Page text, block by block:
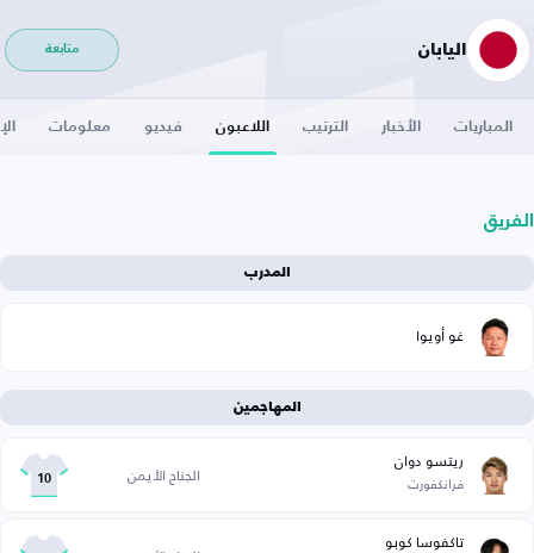
اليابان متابعة
المباريات الأخبار الترتيب اللاعبون فيديو معلومات
الفريق
المدرب
غو أويوا
المهاجمين
ريتسو دوان
فرانكفورت الجناح الأيمن 10
تاكفوسا كوبو